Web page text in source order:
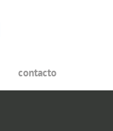
contacto